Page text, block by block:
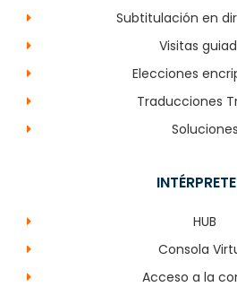
Subtitulación en
Visitas
Elecciones
Traducciones
Soluciones
HUB
Consola
Acceso a la